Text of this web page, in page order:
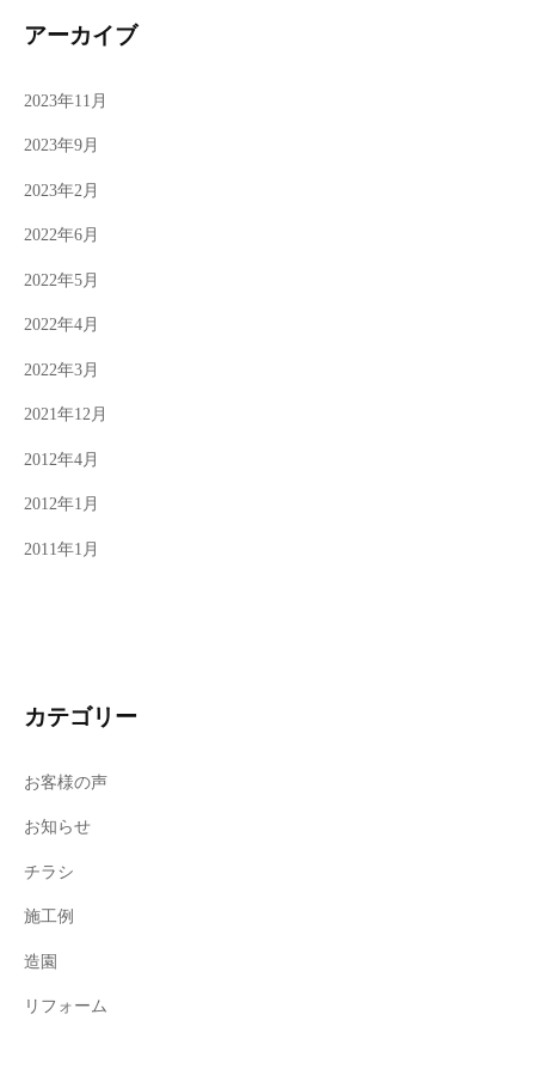
アーカイブ
2023年11月
2023年9月
2023年2月
2022年6月
2022年5月
2022年4月
2022年3月
2021年12月
2012年4月
2012年1月
2011年1月
カテゴリー
お客様の声
お知らせ
チラシ
施工例
造園
リフォーム